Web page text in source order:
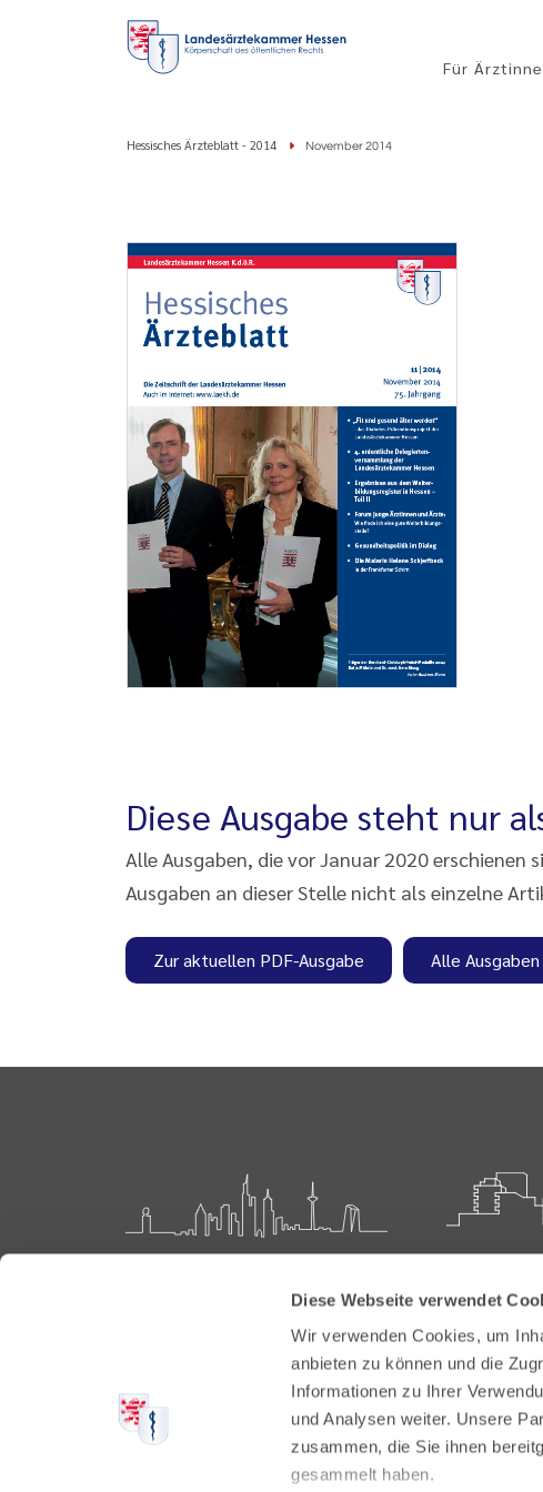
Diese Webseite verwendet
Wir verwenden Cookies, um
anbieten zu können und die
Informationen zu Ihrer
und Analysen weiter. Unsere
zusammen, die Sie ihnen
gesammelt haben.
Für
Hessisches Ärzteblatt - 2014 November 2014
Diese Ausgabe steht nur
Alle Ausgaben, die vor Januar 2020 erschienen
Ausgaben an dieser Stelle nicht als einzelne
Zur aktuellen PDF-Ausgabe Alle
Postfach 60 05 66
60335 Frankfurt
61231 Bad
Tel:+49 6032
Fax: +49 6032